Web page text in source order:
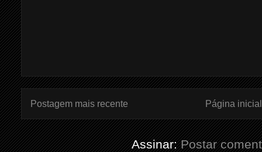
Postagem mais recente Página inicial
Assinar:Postar